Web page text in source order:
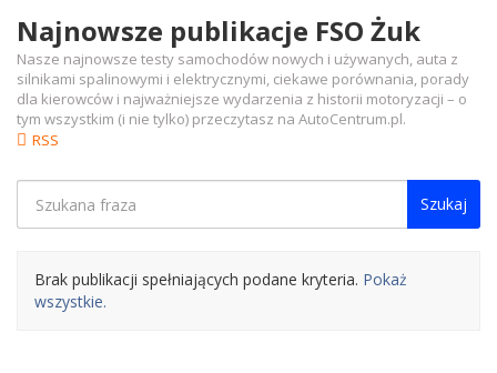
Najnowsze publikacje FSO Żuk
RSS
Nasze najnowsze testy samochodów nowych i używanych, auta z
silnikami spalinowymi i elektrycznymi, ciekawe porównania, porady
dla kierowców i najważniejsze wydarzenia z historii motoryzacji – o
tym wszystkim (i nie tylko) przeczytasz na AutoCentrum.pl.
Szukaj
Brak publikacji spełniających podane kryteria. Pokaż
wszystkie.